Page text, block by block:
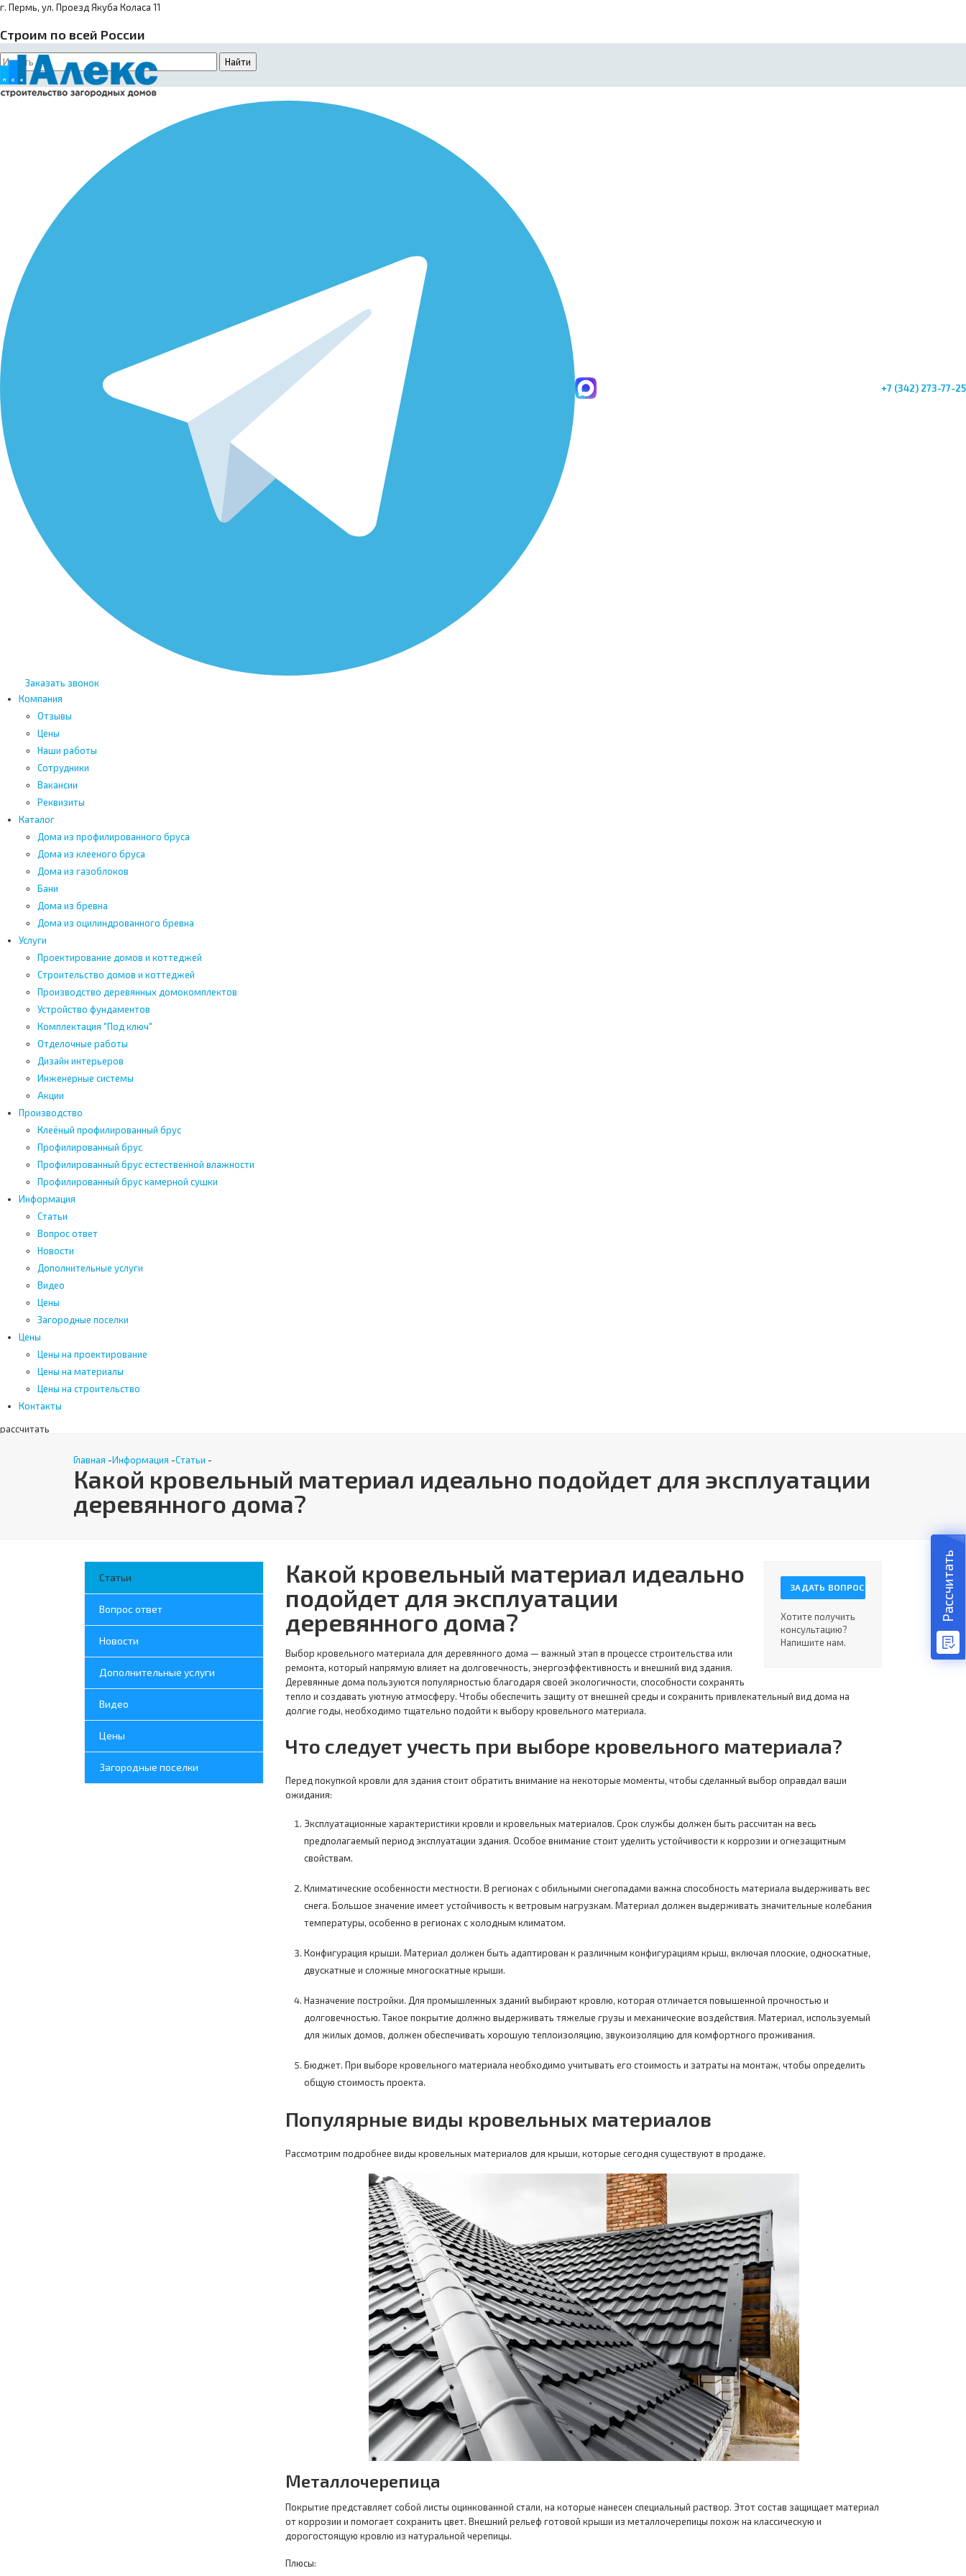
г. Пермь, ул. Проезд Якуба Коласа 11
Строим по всей России
+7 (342) 273-77-25
Заказать звонок
Компания
Отзывы
Цены
Наши работы
Сотрудники
Вакансии
Реквизиты
Каталог
Дома из профилированного бруса
Дома из клееного бруса
Дома из газоблоков
Бани
Дома из бревна
Дома из оцилиндрованного бревна
Услуги
Проектирование домов и коттеджей
Строительство домов и коттеджей
Производство деревянных домокомплектов
Устройство фундаментов
Комплектация "Под ключ"
Отделочные работы
Дизайн интерьеров
Инженерные системы
Акции
Производство
Клеёный профилированный брус
Профилированный брус
Профилированный брус естественной влажности
Профилированный брус камерной сушки
Информация
Статьи
Вопрос ответ
Новости
Дополнительные услуги
Видео
Цены
Загородные поселки
Цены
Цены на проектирование
Цены на материалы
Цены на строительство
Контакты
рассчитать
Главная -Информация -Статьи -
Какой кровельный материал идеально подойдет для эксплуатации
деревянного дома?
Статьи
Вопрос ответ
Новости
Дополнительные услуги
Видео
Цены
Загородные поселки
ЗАДАТЬ ВОПРОС
Хотите получить
консультацию?
Напишите нам.
Какой кровельный материал идеально
подойдет для эксплуатации
деревянного дома?
Выбор кровельного материала для деревянного дома — важный этап в процессе строительства или
ремонта, который напрямую влияет на долговечность, энергоэффективность и внешний вид здания.
Деревянные дома пользуются популярностью благодаря своей экологичности, способности сохранять
тепло и создавать уютную атмосферу. Чтобы обеспечить защиту от внешней среды и сохранить привлекательный вид дома на
долгие годы, необходимо тщательно подойти к выбору кровельного материала.
Что следует учесть при выборе кровельного материала?
Перед покупкой кровли для здания стоит обратить внимание на некоторые моменты, чтобы сделанный выбор оправдал ваши
ожидания:
Эксплуатационные характеристики кровли и кровельных материалов. Срок службы должен быть рассчитан на весь
предполагаемый период эксплуатации здания. Особое внимание стоит уделить устойчивости к коррозии и огнезащитным
свойствам.
Климатические особенности местности. В регионах с обильными снегопадами важна способность материала выдерживать вес
снега. Большое значение имеет устойчивость к ветровым нагрузкам. Материал должен выдерживать значительные колебания
температуры, особенно в регионах с холодным климатом.
Конфигурация крыши. Материал должен быть адаптирован к различным конфигурациям крыш, включая плоские, односкатные,
двускатные и сложные многоскатные крыши.
Назначение постройки. Для промышленных зданий выбирают кровлю, которая отличается повышенной прочностью и
долговечностью. Такое покрытие должно выдерживать тяжелые грузы и механические воздействия. Материал, используемый
для жилых домов, должен обеспечивать хорошую теплоизоляцию, звукоизоляцию для комфортного проживания.
Бюджет. При выборе кровельного материала необходимо учитывать его стоимость и затраты на монтаж, чтобы определить
общую стоимость проекта.
Популярные виды кровельных материалов
Рассмотрим подробнее виды кровельных материалов для крыши, которые сегодня существуют в продаже.
Металлочерепица
Покрытие представляет собой листы оцинкованной стали, на которые нанесен специальный раствор. Этот состав защищает материал
от коррозии и помогает сохранить цвет. Внешний рельеф готовой крыши из металлочерепицы похож на классическую и
дорогостоящую кровлю из натуральной черепицы.
Плюсы:
Рассчитать